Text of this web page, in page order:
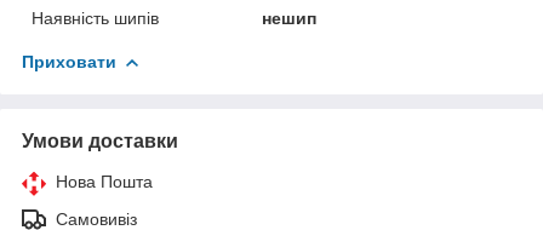
Наявність шипів
нешип
Приховати
Умови доставки
Нова Пошта
Самовивіз